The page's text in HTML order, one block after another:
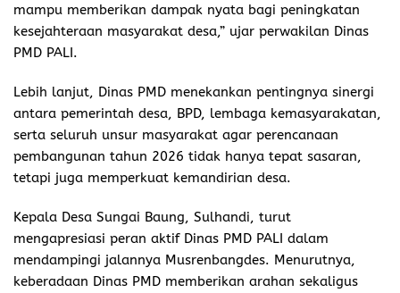
mampu memberikan dampak nyata bagi peningkatan
kesejahteraan masyarakat desa,” ujar perwakilan Dinas
PMD PALI.
Lebih lanjut, Dinas PMD menekankan pentingnya sinergi
antara pemerintah desa, BPD, lembaga kemasyarakatan,
serta seluruh unsur masyarakat agar perencanaan
pembangunan tahun 2026 tidak hanya tepat sasaran,
tetapi juga memperkuat kemandirian desa.
Kepala Desa Sungai Baung, Sulhandi, turut
mengapresiasi peran aktif Dinas PMD PALI dalam
mendampingi jalannya Musrenbangdes. Menurutnya,
keberadaan Dinas PMD memberikan arahan sekaligus